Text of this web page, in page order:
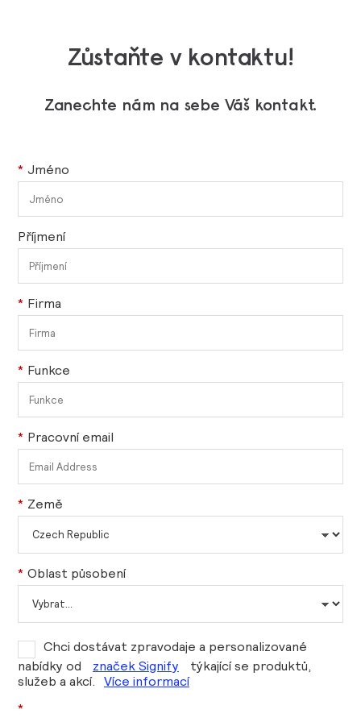
Zůstaňte v kontaktu!
Zanechte nám na sebe Váš kontakt.
* Jméno
Příjmení
* Firma
* Funkce
* Pracovní email
* Země
* Oblast působení
Chci dostávat zpravodaje a personalizované
nabídky od
značek Signify
týkající se produktů,
služeb a akcí. Více informací
*